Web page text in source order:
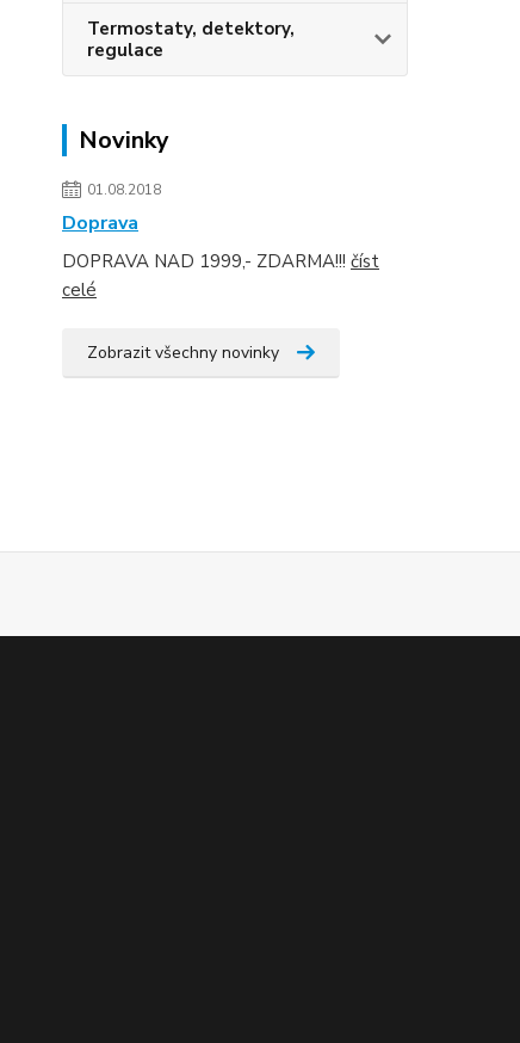
Termostaty, detektory,
regulace
Novinky
01.08.2018
Doprava
DOPRAVA NAD 1999,- ZDARMA!!! číst
celé
Zobrazit všechny novinky